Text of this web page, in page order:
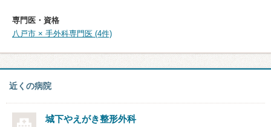
専門医・資格
八戸市 × 手外科専門医 (4件)
近くの病院
城下やえがき整形外科